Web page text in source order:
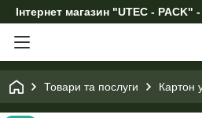
Інтернет магазин "UTEC -
Товари та послуги Картон